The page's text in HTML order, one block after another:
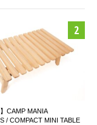
CAMP MANIA
/ COMPACT MINI TABLE